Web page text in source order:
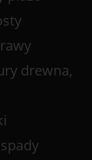
drewna,